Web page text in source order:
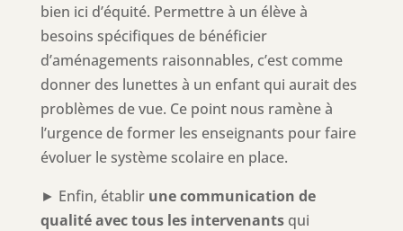
bien ici d’équité. Permettre à un élève à
besoins spécifiques de bénéficier
d’aménagements raisonnables, c’est comme
donner des lunettes à un enfant qui aurait des
problèmes de vue. Ce point nous ramène à
l’urgence de former les enseignants pour faire
évoluer le système scolaire en place.
► Enfin, établir une communication de
qualité avec tous les intervenantsqui